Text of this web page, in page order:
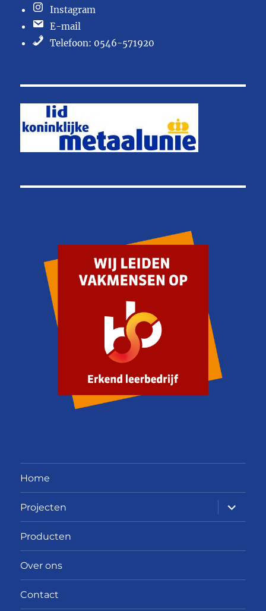
Instagram
E-mail
Telefoon: 0546-571920
Home
Projecten
Producten
Over ons
Contact